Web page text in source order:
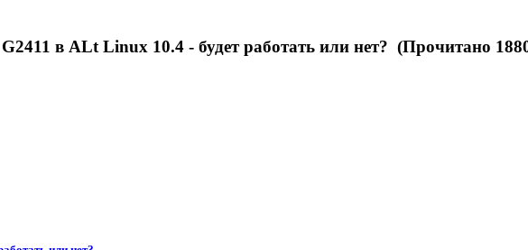
в ALt Linux 10.4 - будет работать или нет? (Прочитано